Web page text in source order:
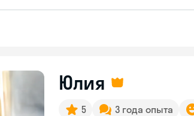
Юлия
5 3 года опыта